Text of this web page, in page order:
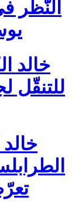
النّظر
يوسف
خالد
للتنقّل